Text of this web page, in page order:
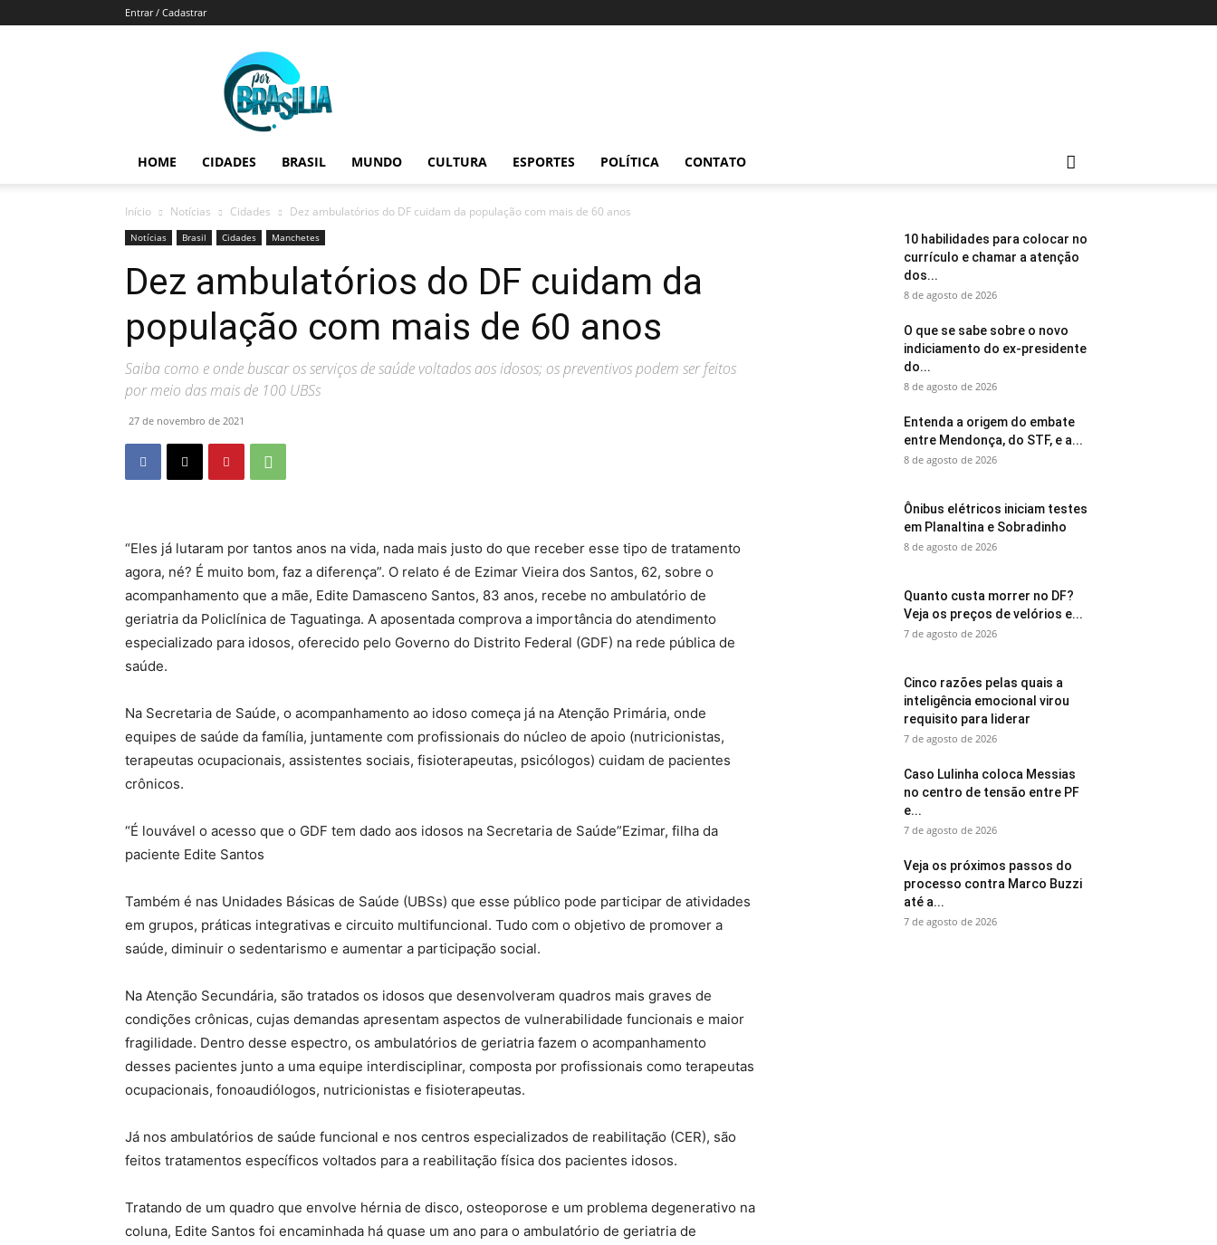
Entrar / Cadastrar
Por
Brasília
HOME CIDADES BRASIL MUNDO CULTURA ESPORTES POLÍTICA CONTATO
Início Notícias Cidades Dez ambulatórios do DF cuidam da população com mais de 60 anos
Notícias Brasil Cidades Manchetes
Dez ambulatórios do DF cuidam da
população com mais de 60 anos
Saiba como e onde buscar os serviços de saúde voltados aos idosos; os preventivos podem ser feitos
por meio das mais de 100 UBSs
27 de novembro de 2021
“Eles já lutaram por tantos anos na vida, nada mais justo do que receber esse tipo de tratamento
agora, né? É muito bom, faz a diferença”. O relato é de Ezimar Vieira dos Santos, 62, sobre o
acompanhamento que a mãe, Edite Damasceno Santos, 83 anos, recebe no ambulatório de
geriatria da Policlínica de Taguatinga. A aposentada comprova a importância do atendimento
especializado para idosos, oferecido pelo Governo do Distrito Federal (GDF) na rede pública de
saúde.
Na Secretaria de Saúde, o acompanhamento ao idoso começa já na Atenção Primária, onde
equipes de saúde da família, juntamente com profissionais do núcleo de apoio (nutricionistas,
terapeutas ocupacionais, assistentes sociais, fisioterapeutas, psicólogos) cuidam de pacientes
crônicos.
“É louvável o acesso que o GDF tem dado aos idosos na Secretaria de Saúde”Ezimar, filha da
paciente Edite Santos
Também é nas Unidades Básicas de Saúde (UBSs) que esse público pode participar de atividades
em grupos, práticas integrativas e circuito multifuncional. Tudo com o objetivo de promover a
saúde, diminuir o sedentarismo e aumentar a participação social.
Na Atenção Secundária, são tratados os idosos que desenvolveram quadros mais graves de
condições crônicas, cujas demandas apresentam aspectos de vulnerabilidade funcionais e maior
fragilidade. Dentro desse espectro, os ambulatórios de geriatria fazem o acompanhamento
desses pacientes junto a uma equipe interdisciplinar, composta por profissionais como terapeutas
ocupacionais, fonoaudiólogos, nutricionistas e fisioterapeutas.
Já nos ambulatórios de saúde funcional e nos centros especializados de reabilitação (CER), são
feitos tratamentos específicos voltados para a reabilitação física dos pacientes idosos.
Tratando de um quadro que envolve hérnia de disco, osteoporose e um problema degenerativo na
coluna, Edite Santos foi encaminhada há quase um ano para o ambulatório de geriatria de
10 habilidades para colocar no
currículo e chamar a atenção
dos...
8 de agosto de 2026
O que se sabe sobre o novo
indiciamento do ex-presidente
do...
8 de agosto de 2026
Entenda a origem do embate
entre Mendonça, do STF, e a...
8 de agosto de 2026
Ônibus elétricos iniciam testes
em Planaltina e Sobradinho
8 de agosto de 2026
Quanto custa morrer no DF?
Veja os preços de velórios e...
7 de agosto de 2026
Cinco razões pelas quais a
inteligência emocional virou
requisito para liderar
7 de agosto de 2026
Caso Lulinha coloca Messias
no centro de tensão entre PF
e...
7 de agosto de 2026
Veja os próximos passos do
processo contra Marco Buzzi
até a...
7 de agosto de 2026